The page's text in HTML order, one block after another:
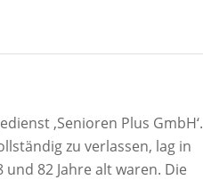
‚Senioren Plus GmbH‘.
zu verlassen, lag in
82 Jahre alt waren. Die